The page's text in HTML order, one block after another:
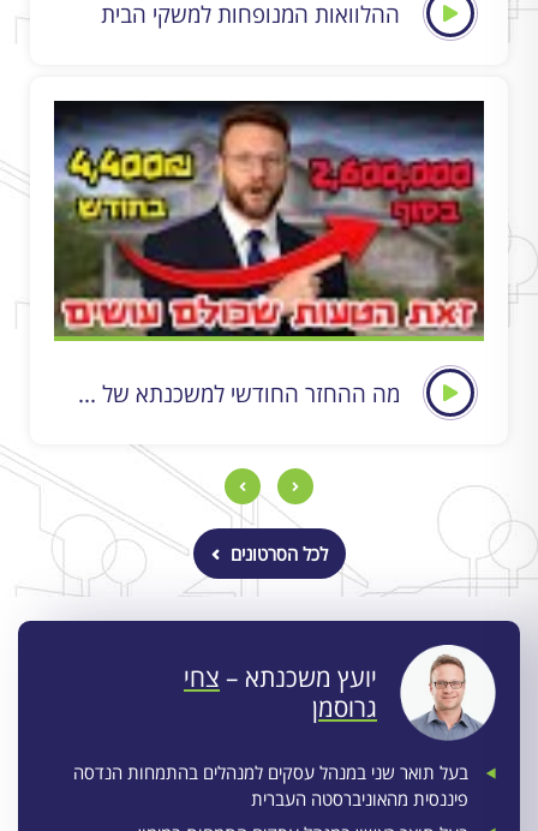
ההלוואות המנופחות למשקי הבית
מה ההחזר החודשי למשכנתא של ...
לכל הסרטונים
יועץ משכנתא – צחי
גרוסמן
בעל תואר שני במנהל עסקים למנהלים בהתמחות הנדסה
פיננסית מהאוניברסטה העברית